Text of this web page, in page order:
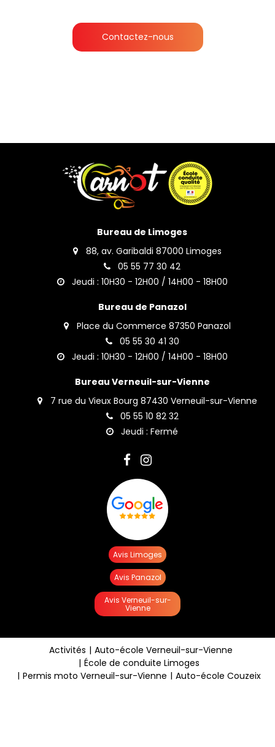
Contactez-nous
Bureau de Limoges
88, av. Garibaldi 87000 Limoges
05 55 77 30 42
Jeudi : 10H30 - 12H00 / 14H00 - 18H00
Bureau de Panazol
Place du Commerce 87350 Panazol
05 55 30 41 30
Jeudi : 10H30 - 12H00 / 14H00 - 18H00
Bureau Verneuil-sur-Vienne
7 rue du Vieux Bourg 87430 Verneuil-sur-Vienne
05 55 10 82 32
Jeudi : Fermé
Avis Limoges
Avis Panazol
Avis Verneuil-sur-
Vienne
Activités
Auto-école Verneuil-sur-Vienne
École de conduite Limoges
Permis moto Verneuil-sur-Vienne
Auto-école Couzeix